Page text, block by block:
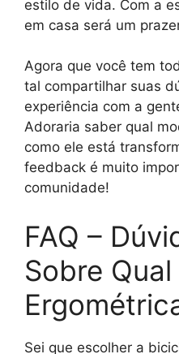
estilo de vida. Com a
em casa será um
Agora que você tem
tal compartilhar suas
experiência com a
Adoraria saber qual
como ele está
feedback é muito
comunidade!
FAQ –
Sobre
Sei que escolher a